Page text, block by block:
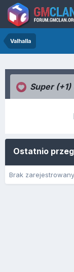
Valhalla
Super (+1)
Ostatnio
Brak